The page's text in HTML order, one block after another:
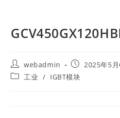
webadmin
2025年5月
工业 / IGBT模块